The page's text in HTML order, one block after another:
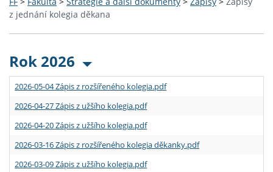
z jednání kolegia děkana
Rok 2026
2026-05-04 Zápis z rozšířeného kolegia.pdf
2026-04-27 Zápis z užšího kolegia.pdf
2026-04-20 Zápis z užšího kolegia.pdf
2026-03-16 Zápis z rozšířeného kolegia děkanky.pdf
2026-03-09 Zápis z užšího kolegia.pdf